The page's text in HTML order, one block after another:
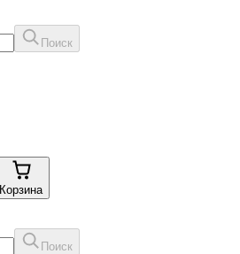
Поиск
Корзина
Поиск